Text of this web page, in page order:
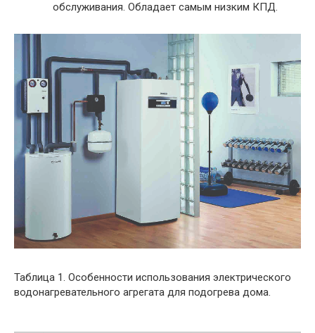
обслуживания. Обладает самым низким КПД.
Таблица 1. Особенности использования электрического
водонагревательного агрегата для подогрева дома.